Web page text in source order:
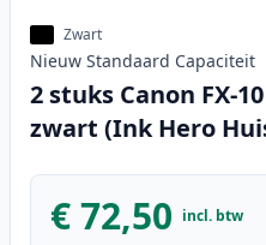
Zwart
Nieuw Standaard Capaciteit
2 stuks Canon FX-
zwart (Ink Hero
€ 72,50 incl. btw